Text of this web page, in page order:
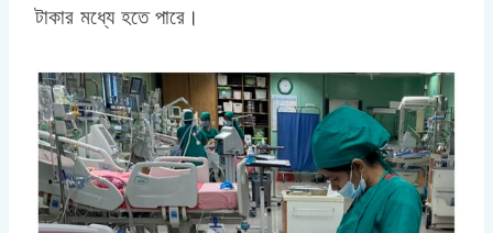
টাকার মধ্যে হতে পারে।